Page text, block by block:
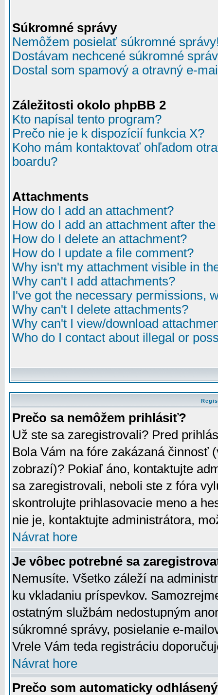
Súkromné správy
Nemôžem posielať súkromné
Dostávam nechcené súkromné
Dostal som spamový a otravný e-
Záležitosti okolo phpBB 2
Kto napísal tento program?
Prečo nie je k dispozícií funkcia X?
Koho mám kontaktovať ohľadom
boardu?
Attachments
How do I add an attachment?
How do I add an attachment after
How do I delete an attachment?
How do I update a file comment?
Why isn't my attachment visible in
Why can't I add attachments?
I've got the necessary permissions,
Why can't I delete attachments?
Why can't I view/download
Who do I contact about illegal or
Prečo sa nemôžem prihlásiť?
Už ste sa zaregistrovali? Pred
Bola Vám na fóre zakázaná činnosť
zobrazí)? Pokiaľ áno, kontaktujte
sa zaregistrovali, neboli ste z fóra
skontrolujte prihlasovacie meno a
nie je, kontaktujte administrátora,
Návrat hore
Je vôbec potrebné sa
Nemusíte. Všetko záleží na
ku vkladaniu príspevkov.
ostatným službám nedostupným
súkromné správy, posielanie e-
Vrele Vám teda registráciu
Návrat hore
Prečo som automaticky